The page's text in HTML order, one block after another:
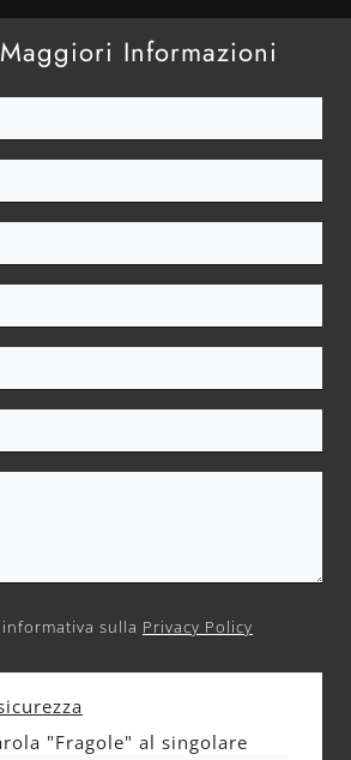
Informazioni
sulla Privacy Policy
"Fragole" al singolare